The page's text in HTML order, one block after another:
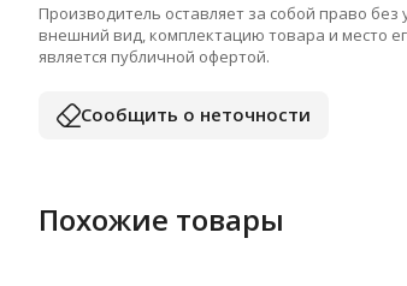
Производитель оставляет за собой право
внешний вид, комплектацию товара и место
является публичной офертой.
Сообщить о неточности
Похожие товары